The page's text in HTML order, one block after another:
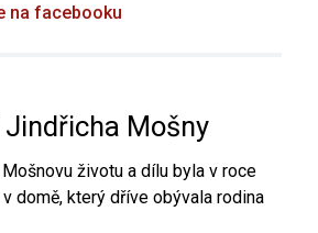
na facebooku
Mošny
životu a dílu byla v roce
domě, který dříve obývala rodina